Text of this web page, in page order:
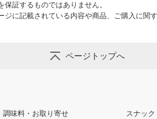
証するものではありません。
に記載されている内容や商品、ご購入に関
ページトップへ
調味料・お取り寄せ スナッ